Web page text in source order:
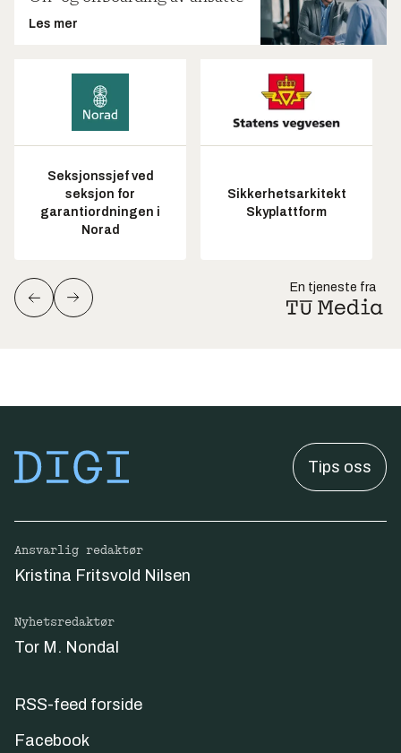
Les mer
Seksjonssjef ved
seksjon for
garantiordningen i
Norad
Sikkerhetsarkitekt
Skyplattform
En tjeneste fra
Tips oss
Ansvarlig redaktør
Kristina Fritsvold Nilsen
Nyhetsredaktør
Tor M. Nondal
RSS-feed forside
Facebook